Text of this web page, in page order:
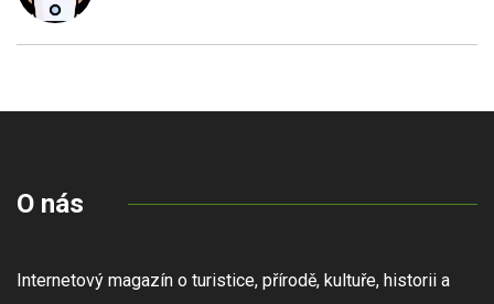
O nás
Internetový magazín o turistice, přírodě, kultuře, historii a